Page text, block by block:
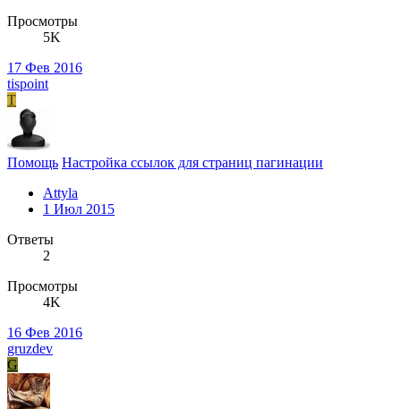
Просмотры
5K
17 Фев 2016
tispoint
T
Помощь Настройка ссылок для страниц пагинации
Attyla
1 Июл 2015
Ответы
2
Просмотры
4K
16 Фев 2016
gruzdev
G